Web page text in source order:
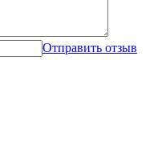
Отправить отзыв